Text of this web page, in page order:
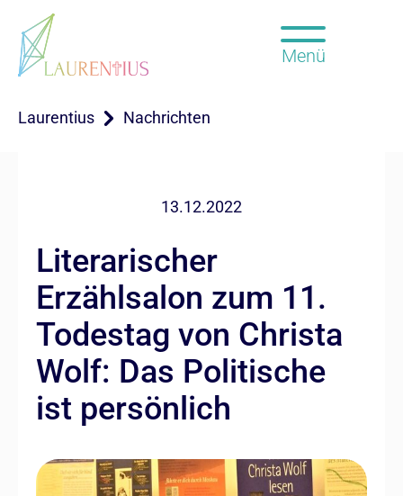
Menü
Laurentius Nachrichten
13.12.2022
Literarischer
Erzählsalon zum 11.
Todestag von Christa
Wolf: Das Politische
ist persönlich